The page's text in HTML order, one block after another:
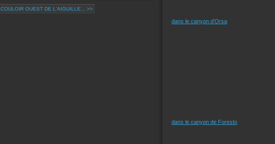
COULOIR OUEST DE L'AIGUILLE... >>
dans le canyon d'Orsa
dans le canyon de Foresto